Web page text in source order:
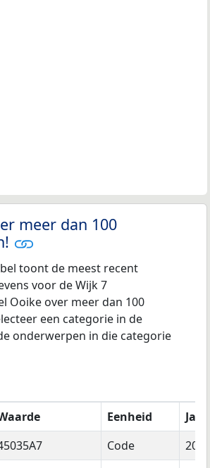
meer dan 100
toont de meest recent
voor de Wijk 7
Ooike over meer dan 100
een categorie in de
onderwerpen in die categorie
Eenheid
Jaar
Code
2026